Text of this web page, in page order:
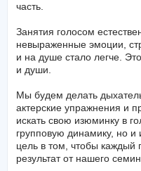
им хотелось бы спеть — а
Занятия голосом
невыраженные эмоции,
и на душе стало легче. Это
Мы будем делать
актерские упражнения и
искать свою изюминку в
групповую динамику, но
цель в том, чтобы каждый